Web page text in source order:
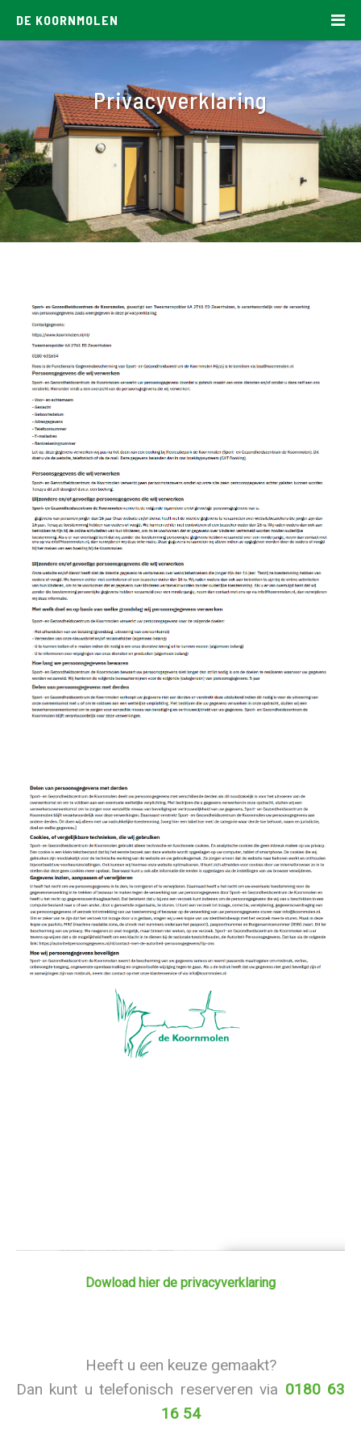
DE KOORNMOLEN
Privacyverklaring
Dowload hier de privacyverklaring
Heeft u een keuze gemaakt?
Dan kunt u telefonisch reserveren via 0180 63
16 54